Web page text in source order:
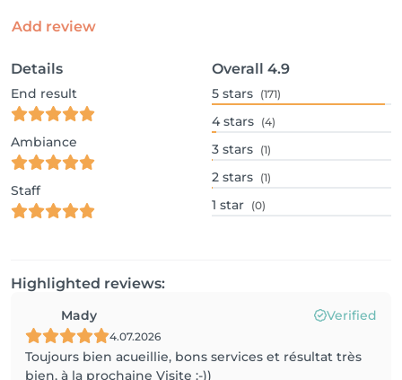
Add review
Details
End result
Ambiance
Staff
Overall 4.9
5 stars (171)
4 stars (4)
3 stars (1)
2 stars (1)
1 star (0)
Highlighted reviews:
Mady Verified
4.07.2026
Toujours bien acueillie, bons services et résultat très
bien, à la prochaine Visite :-))